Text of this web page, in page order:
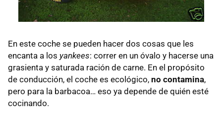
En este coche se pueden hacer dos cosas que les
encanta a los yankees: correr en un óvalo y hacerse una
grasienta y saturada ración de carne. En el propósito
de conducción, el coche es ecológico, no contamina,
pero para la barbacoa… eso ya depende de quién esté
cocinando.